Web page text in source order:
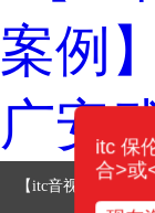
【itc音视频案例】
itc 保
合>或